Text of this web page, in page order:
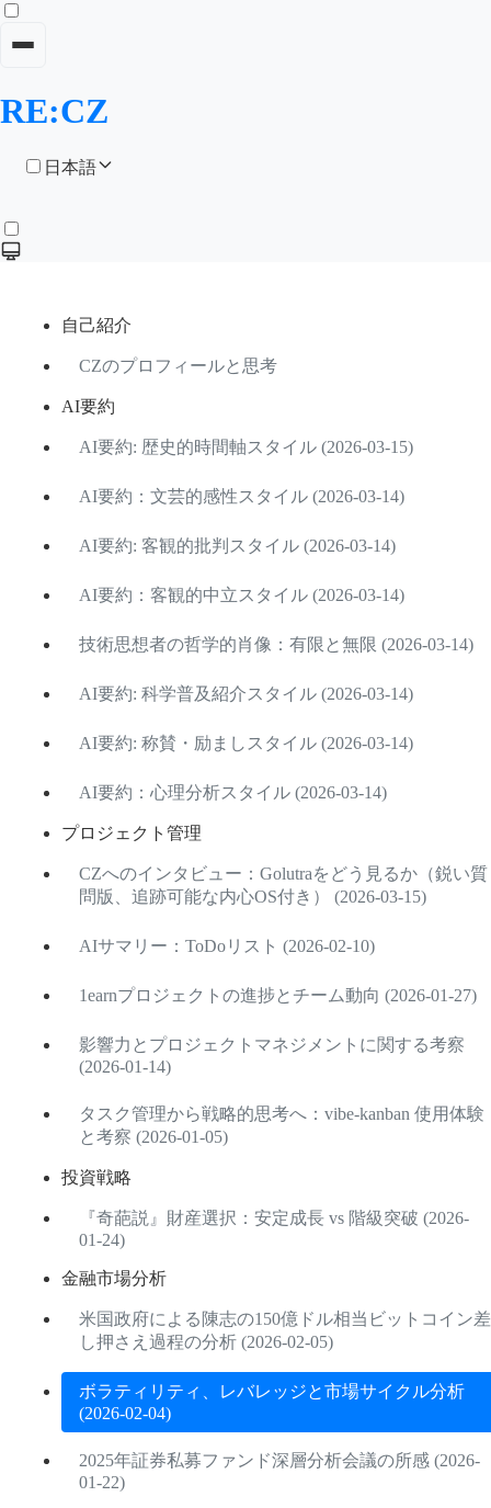
RE:CZ
日本語
自己紹介
CZのプロフィールと思考
AI要約
AI要約: 歴史的時間軸スタイル (2026-03-15)
AI要約：文芸的感性スタイル (2026-03-14)
AI要約: 客観的批判スタイル (2026-03-14)
AI要約：客観的中立スタイル (2026-03-14)
技術思想者の哲学的肖像：有限と無限 (2026-03-14)
AI要約: 科学普及紹介スタイル (2026-03-14)
AI要約: 称賛・励ましスタイル (2026-03-14)
AI要約：心理分析スタイル (2026-03-14)
プロジェクト管理
CZへのインタビュー：Golutraをどう見るか（鋭い質
問版、追跡可能な内心OS付き） (2026-03-15)
AIサマリー：ToDoリスト (2026-02-10)
1earnプロジェクトの進捗とチーム動向 (2026-01-27)
影響力とプロジェクトマネジメントに関する考察
(2026-01-14)
タスク管理から戦略的思考へ：vibe-kanban 使用体験
と考察 (2026-01-05)
投資戦略
『奇葩説』財産選択：安定成長 vs 階級突破 (2026-
01-24)
金融市場分析
米国政府による陳志の150億ドル相当ビットコイン差
し押さえ過程の分析 (2026-02-05)
ボラティリティ、レバレッジと市場サイクル分析
(2026-02-04)
2025年証券私募ファンド深層分析会議の所感 (2026-
01-22)